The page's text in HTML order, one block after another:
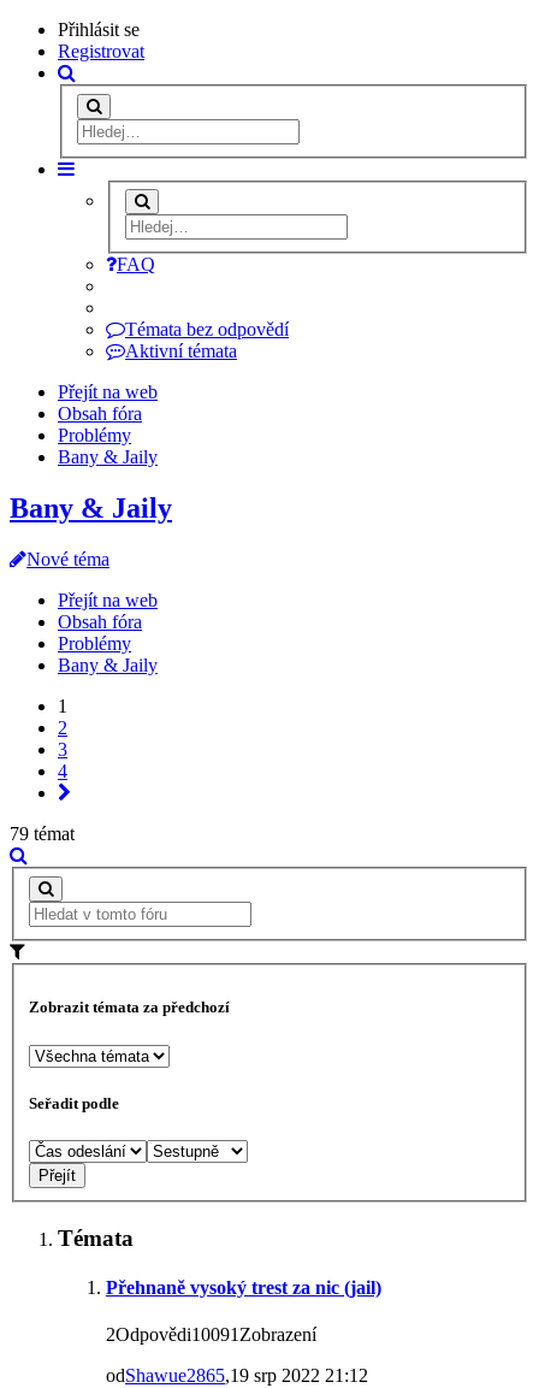
Přihlásit se
Registrovat
FAQ
Témata bez odpovědí
Aktivní témata
Přejít na web
Obsah fóra
Problémy
Bany & Jaily
Bany & Jaily
Nové téma
Přejít na web
Obsah fóra
Problémy
Bany & Jaily
1
2
3
4
79 témat
Zobrazit témata za předchozí
Seřadit podle
Témata
Přehnaně vysoký trest za nic (jail)
2Odpovědi10091Zobrazení
odShawue2865,19 srp 2022 21:12